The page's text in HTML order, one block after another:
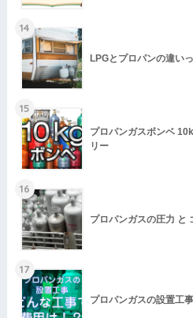
14
LPGとプロパンの違い
15
プロパンガスボンベ
リー
16
プロパンガスの圧力 と
17
プロパンガスの設置工